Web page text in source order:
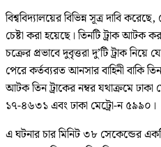
বিশ্ববিদ্যালয়ের বিভিন্ন সূত্র দাবি
চেষ্টা করা হয়েছে। তিনটি ট্রাক আটক
চক্রের প্রভাবে দুবৃত্তরা দু’টি ট্রাক
পেরে কর্তব্যরত আনসার বাহিনী বাকি
আটক তিন ট্রাকের নম্বর যথাক্রমে
১৭-৪৬৩১ এবং ঢাকা মেট্রো-ন ৫৯৯০।
এ ঘটনার চার মিনিট ৩৮ সেকেন্ডের